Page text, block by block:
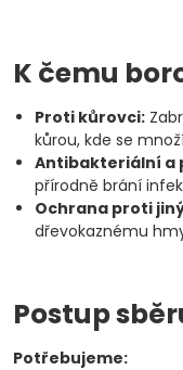
K čemu
Proti kůrovci:
kůrou, kde se
Antibakteriální a
přírodně brání
Ochrana proti
dřevokaznému
Postup
Potřebujeme: